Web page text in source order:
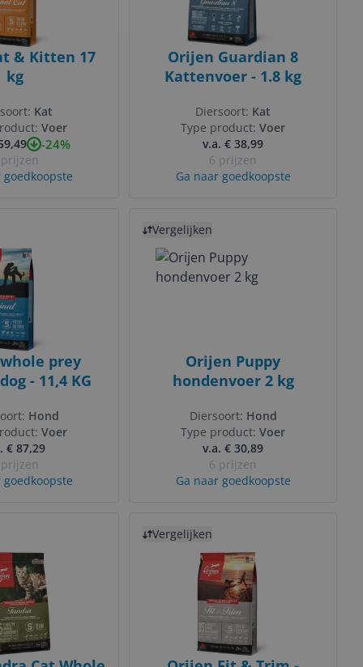
& Kitten 17
kg
Kat
Voer
-24%
goedkoopste
Orijen Guardian 8
Kattenvoer - 1.8 kg
Diersoort: Kat
Type product: Voer
v.a. € 38,99
6 prijzen
Ga naar goedkoopste
prey
- 11,4 KG
Hond
Voer
€ 87,29
goedkoopste
Vergelijken
Orijen Puppy
hondenvoer 2 kg
Diersoort: Hond
Type product: Voer
v.a. € 30,89
6 prijzen
Ga naar goedkoopste
Vergelijken